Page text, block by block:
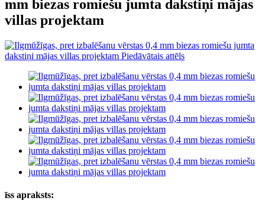
mm biezas romiešu jumta dakstiņi mājas
villas projektam
īss apraksts: